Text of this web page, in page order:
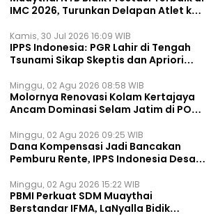
IMC 2026, Turunkan Delapan Atlet ke
Kamis, 30 Jul 2026 16:09 WIB
IPPS Indonesia: PGR Lahir di Tengah
Tsunami Sikap Skeptis dan Apriori
Minggu, 02 Agu 2026 08:58 WIB
Molornya Renovasi Kolam Kertajaya
Ancam Dominasi Selam Jatim di PON
Minggu, 02 Agu 2026 09:25 WIB
Dana Kompensasi Jadi Bancakan
Pemburu Rente, IPPS Indonesia Desak
Permanen
Minggu, 02 Agu 2026 15:22 WIB
PBMI Perkuat SDM Muaythai
Berstandar IFMA, LaNyalla Bidik